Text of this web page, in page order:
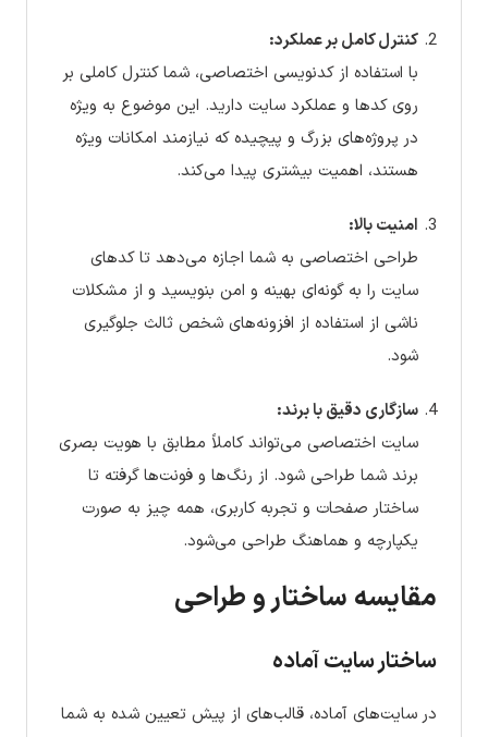
کنترل کامل بر عملکرد:
با استفاده از کدنویسی اختصاصی، شما کنترل کاملی بر
روی کدها و عملکرد سایت دارید. این موضوع به ویژه
در پروژه‌های بزرگ و پیچیده که نیازمند امکانات ویژه
هستند، اهمیت بیشتری پیدا می‌کند.
امنیت بالا:
طراحی اختصاصی به شما اجازه می‌دهد تا کدهای
سایت را به گونه‌ای بهینه و امن بنویسید و از مشکلات
ناشی از استفاده از افزونه‌های شخص ثالث جلوگیری
شود.
سازگاری دقیق با برند:
سایت اختصاصی می‌تواند کاملاً مطابق با هویت بصری
برند شما طراحی شود. از رنگ‌ها و فونت‌ها گرفته تا
ساختار صفحات و تجربه کاربری، همه چیز به صورت
یکپارچه و هماهنگ طراحی می‌شود.
مقایسه ساختار و طراحی
ساختار سایت آماده
در سایت‌های آماده، قالب‌های از پیش تعیین شده به شما